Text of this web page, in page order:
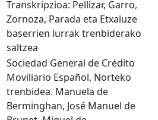
Transkripzioa: Pellizar, Garro,
Zornoza, Parada eta Etxaluze
baserrien lurrak trenbiderako
saltzea
Sociedad General de Crédito
Moviliario Español, Norteko
trenbidea. Manuela de
Berminghan, José Manuel de